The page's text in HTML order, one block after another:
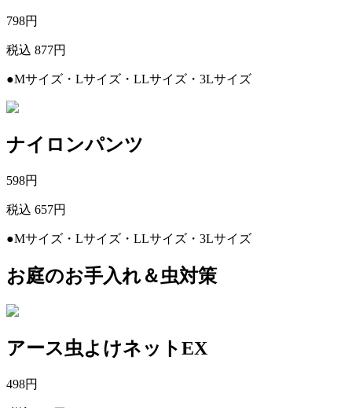
798円
税込 877円
●Mサイズ・Lサイズ・LLサイズ・3Lサイズ
ナイロンパンツ
598円
税込 657円
●Mサイズ・Lサイズ・LLサイズ・3Lサイズ
お庭のお手入れ＆虫対策
アース虫よけネットEX
498円